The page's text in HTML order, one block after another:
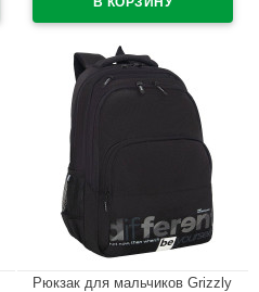
Рюкзак для мальчиков Grizzly